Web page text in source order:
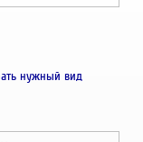
нужный вид